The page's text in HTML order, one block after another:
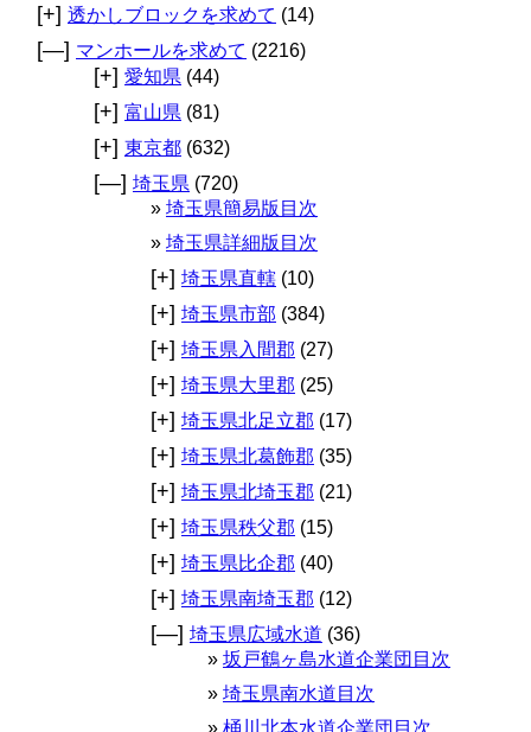
[+] 透かしブロックを求めて (14)
[—] マンホールを求めて (2216)
[+] 愛知県 (44)
[+] 富山県 (81)
[+] 東京都 (632)
[—] 埼玉県 (720)
埼玉県簡易版目次
埼玉県詳細版目次
[+] 埼玉県直轄 (10)
[+] 埼玉県市部 (384)
[+] 埼玉県入間郡 (27)
[+] 埼玉県大里郡 (25)
[+] 埼玉県北足立郡 (17)
[+] 埼玉県北葛飾郡 (35)
[+] 埼玉県北埼玉郡 (21)
[+] 埼玉県秩父郡 (15)
[+] 埼玉県比企郡 (40)
[+] 埼玉県南埼玉郡 (12)
[—] 埼玉県広域水道 (36)
坂戸鶴ヶ島水道企業団目次
埼玉県南水道目次
桶川北本水道企業団目次